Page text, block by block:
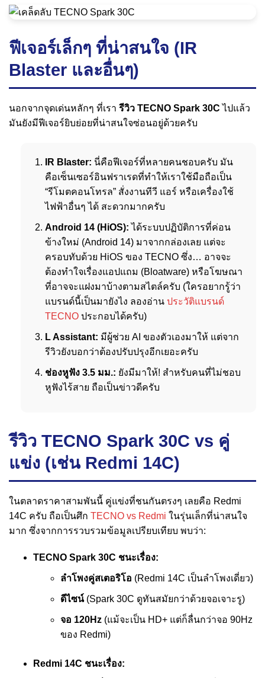
ฟีเจอร์เล็กๆ ที่น่าสนใจ (IR
Blaster และอื่นๆ)
นอกจากจุดเด่นหลักๆ ที่เรา รีวิว TECNO Spark 30C ไปแล้ว
มันยังมีฟีเจอร์ยิบย่อยที่น่าสนใจซ่อนอยู่ด้วยครับ
IR Blaster: นี่คือฟีเจอร์ที่หลายคนชอบครับ มัน
คือเซ็นเซอร์อินฟราเรดที่ทำให้เราใช้มือถือเป็น
“รีโมตคอนโทรล” สั่งงานทีวี แอร์ หรือเครื่องใช้
ไฟฟ้าอื่นๆ ได้ สะดวกมากครับ
Android 14 (HiOS): ได้ระบบปฏิบัติการที่ค่อน
ข้างใหม่ (Android 14) มาจากกล่องเลย แต่จะ
ครอบทับด้วย HiOS ของ TECNO ซึ่ง… อาจจะ
ต้องทำใจเรื่องแอปแถม (Bloatware) หรือโฆษณา
ที่อาจจะแฝงมาบ้างตามสไตล์ครับ (ใครอยากรู้ว่า
แบรนด์นี้เป็นมายังไง ลองอ่าน ประวัติแบรนด์
TECNOประกอบได้ครับ)
L Assistant: มีผู้ช่วย AI ของตัวเองมาให้ แต่จาก
รีวิวยังบอกว่าต้องปรับปรุงอีกเยอะครับ
ช่องหูฟัง 3.5 มม.: ยังมีมาให้! สำหรับคนที่ไม่ชอบ
หูฟังไร้สาย ถือเป็นข่าวดีครับ
รีวิว TECNO Spark 30C vs คู่
แข่ง (เช่น Redmi 14C)
ในตลาดราคาสามพันนี้ คู่แข่งที่ชนกันตรงๆ เลยคือ Redmi
14C ครับ ถือเป็นศึก TECNO vs Redmi ในรุ่นเล็กที่น่าสนใจ
มาก ซึ่งจากการรวบรวมข้อมูลเปรียบเทียบ พบว่า:
TECNO Spark 30C ชนะเรื่อง:
ลำโพงคู่สเตอริโอ (Redmi 14C เป็นลำโพงเดี่ยว)
ดีไซน์(Spark 30C ดูทันสมัยกว่าด้วยจอเจาะรู)
จอ 120Hz(แม้จะเป็น HD+ แต่ก็ลื่นกว่าจอ 90Hz
ของ Redmi)
Redmi 14C ชนะเรื่อง: